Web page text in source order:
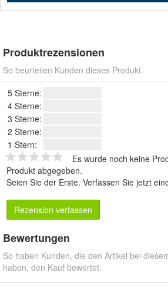
Produktrezensionen
So beurteilen Kunden dieses Produkt.
5 Sterne:
4 Sterne:
3 Sterne:
2 Sterne:
1 Stern:
Es wurde noch keine
Produkt abgegeben.
Seien Sie der Erste. Verfassen Sie jetzt
Rezension verfassen
Bewertungen
So haben Kunden, die den Artikel bei
haben, den Kauf bewertet.